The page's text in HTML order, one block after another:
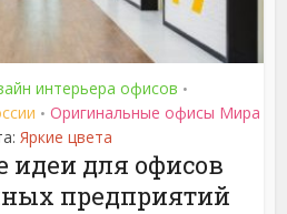
интерьера офисов •
• Оригинальные офисы Мира
Яркие цвета
идеи для офисов
предприятий